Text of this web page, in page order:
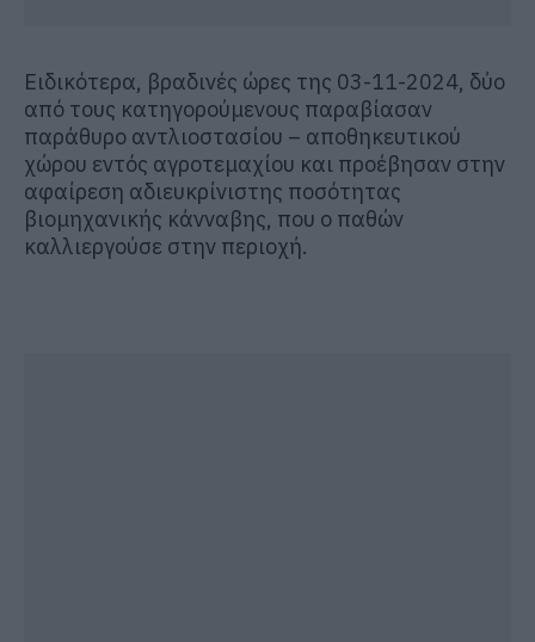
Ειδικότερα, βραδινές ώρες της 03-11-2024, δύο
από τους κατηγορούμενους παραβίασαν
παράθυρο αντλιοστασίου – αποθηκευτικού
χώρου εντός αγροτεμαχίου και προέβησαν στην
αφαίρεση αδιευκρίνιστης ποσότητας
βιομηχανικής κάνναβης, που ο παθών
καλλιεργούσε στην περιοχή.